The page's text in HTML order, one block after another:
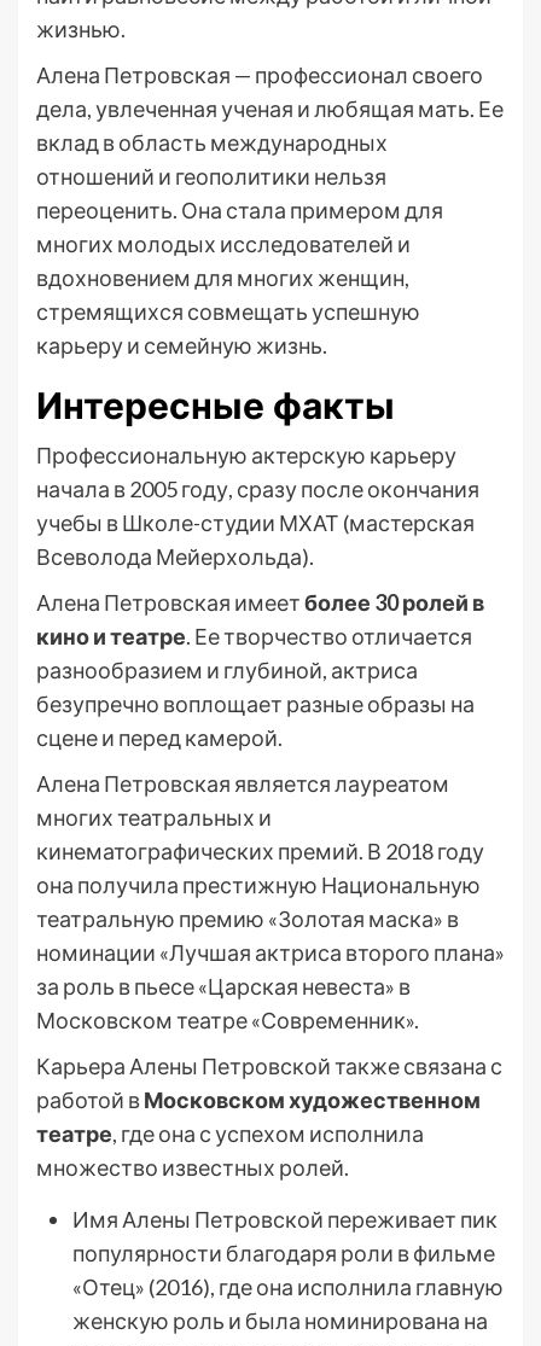
жизнью.
Алена Петровская — профессионал своего
дела, увлеченная ученая и любящая мать. Ее
вклад в область международных
отношений и геополитики нельзя
переоценить. Она стала примером для
многих молодых исследователей и
вдохновением для многих женщин,
стремящихся совмещать успешную
карьеру и семейную жизнь.
Интересные факты
Профессиональную актерскую карьеру
начала в 2005 году, сразу после окончания
учебы в Школе-студии МХАТ (мастерская
Всеволода Мейерхольда).
Алена Петровская имеетболее 30 ролей в
кино и театре. Ее творчество отличается
разнообразием и глубиной, актриса
безупречно воплощает разные образы на
сцене и перед камерой.
Алена Петровская является лауреатом
многих театральных и
кинематографических премий. В 2018 году
она получила престижную Национальную
театральную премию «Золотая маска» в
номинации «Лучшая актриса второго плана»
за роль в пьесе «Царская невеста» в
Московском театре «Современник».
Карьера Алены Петровской также связана с
работой вМосковском художественном
театре, где она с успехом исполнила
множество известных ролей.
Имя Алены Петровской переживает пик
популярности благодаря роли в фильме
«Отец» (2016), где она исполнила главную
женскую роль и была номинирована на